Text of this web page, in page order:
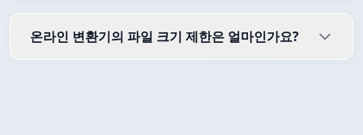
온라인 변환기의 파일 크기 제한은 얼마인가요?